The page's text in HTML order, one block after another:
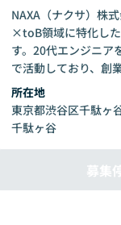
NAXA（ナクサ）株
×toB領域に特化し
す。20代エンジニア
で活動しており、創
日テレ、TBS、フジ
リ開発や放送設備の
に、50件以上の実績
2025年度には大きな
AI字幕システムやバ
番組制作・放送運用
所在地
東京都渋谷区千駄
千駄ヶ谷
募集